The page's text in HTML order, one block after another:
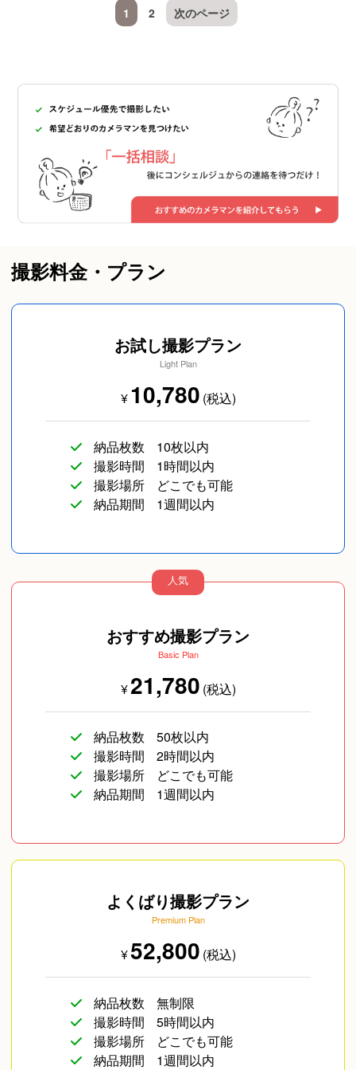
1 2 次のページ
撮影料金・プラン
お試し撮影プラン
Light Plan
¥10,780 (税込)
納品枚数
10枚以内
撮影時間
1時間以内
撮影場所
どこでも可能
納品期間
1週間以内
人気
おすすめ撮影プラン
Basic Plan
¥21,780 (税込)
納品枚数
50枚以内
撮影時間
2時間以内
撮影場所
どこでも可能
納品期間
1週間以内
よくばり撮影プラン
Premium Plan
¥52,800 (税込)
納品枚数
無制限
撮影時間
5時間以内
撮影場所
どこでも可能
納品期間
1週間以内